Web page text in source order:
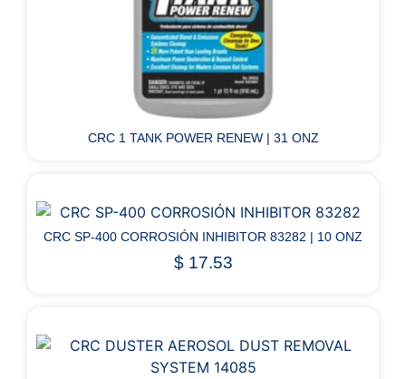
CRC 1 TANK POWER RENEW | 31 ONZ
CRC SP-400 CORROSIÓN INHIBITOR 83282 | 10 ONZ
$17.53